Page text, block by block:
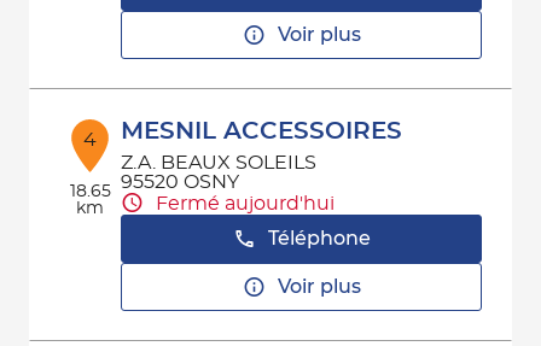
Voir plus
4
18.65
km
MESNIL ACCESSOIRES
Z.A. BEAUX SOLEILS
95520 OSNY
Fermé aujourd'hui
Téléphone
Voir plus